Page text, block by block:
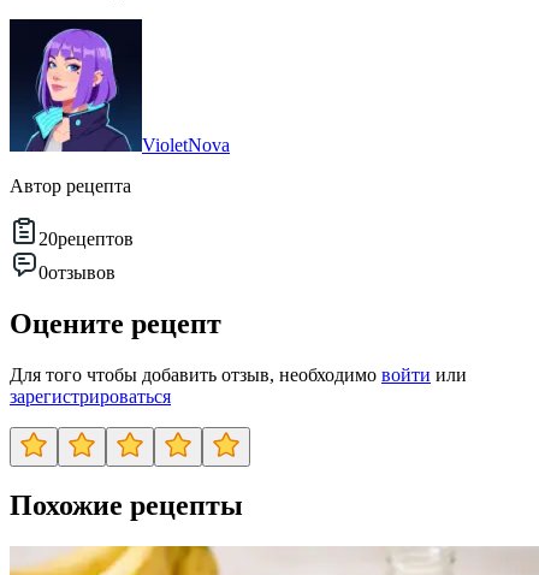
VioletNova
Автор рецепта
20рецептов
0отзывов
Оцените рецепт
Для того чтобы добавить отзыв, необходимо войти или
зарегистрироваться
Похожие рецепты